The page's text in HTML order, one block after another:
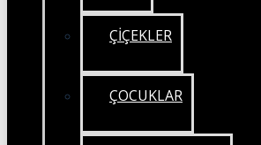
ÇİÇEKLER
ÇOCUKLAR